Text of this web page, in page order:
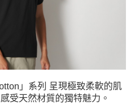
享後付」後，將跳轉至「AFTEE先享後付」
額後，即可完成結帳。
費通知簡訊。
點擊此簡訊中的連結，可透過四大超商／
付款，方視為交易完成。
立刻繳費，但若您需要取消訂單，請聯絡
消之訂單仍視為有效，需透過AFTEE先享
款等相關疑問，請聯繫「AFTEE先享後付
support/home
」系列 呈現極致柔軟的肌
受天然材質的獨特魅力。